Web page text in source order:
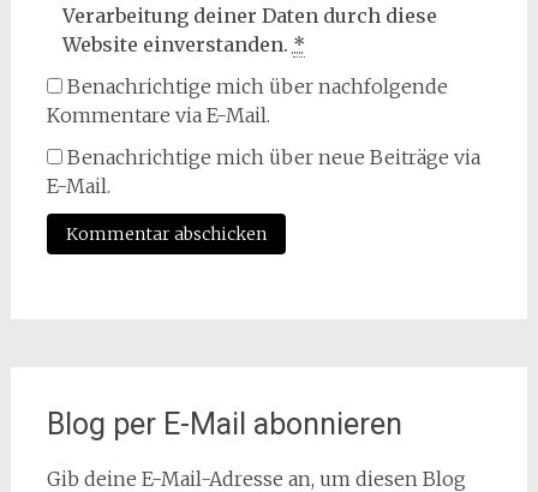
Verarbeitung deiner Daten durch diese
Website einverstanden. *
Benachrichtige mich über nachfolgende
Kommentare via E-Mail.
Benachrichtige mich über neue Beiträge via
E-Mail.
Blog per E-Mail abonnieren
Gib deine E-Mail-Adresse an, um diesen Blog